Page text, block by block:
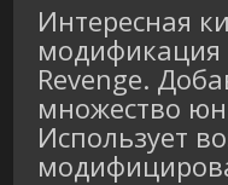
Интересная
модификация
Revenge.
множество
Использует